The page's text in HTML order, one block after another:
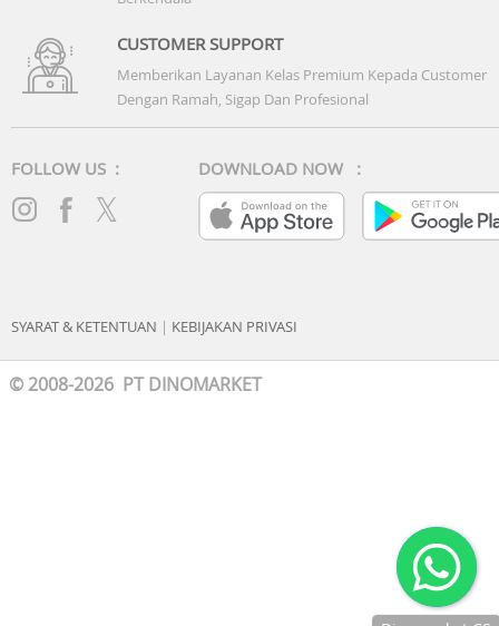
CUSTOMER SUPPORT
Memberikan Layanan Kelas Premium Kepada Customer
Dengan Ramah, Sigap Dan Profesional
FOLLOW US : DOWNLOAD NOW :
SYARAT & KETENTUAN | KEBIJAKAN PRIVASI
© 2008-2026 PT DINOMARKET